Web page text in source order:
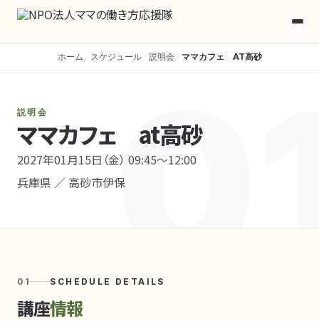
ホーム スケジュール／ 説明会／ ママカフェ AT高砂
説明会
ママカフェ at高砂
2027年01月15日（金） 09:45〜12:00
兵庫県 ／ 高砂市伊保
01 SCHEDULE DETAILS
講座情報